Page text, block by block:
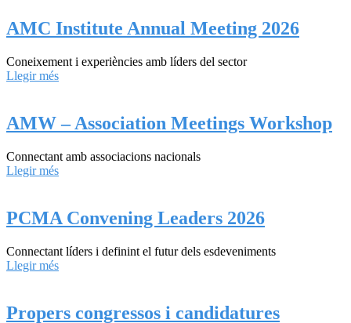
AMC Institute Annual Meeting 2026
Coneixement i experiències amb líders del sector
Llegir més
AMW – Association Meetings Workshop
Connectant amb associacions nacionals
Llegir més
PCMA Convening Leaders 2026
Connectant líders i definint el futur dels esdeveniments
Llegir més
Propers congressos i candidatures